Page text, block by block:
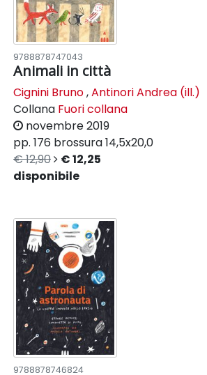
9788878747043
Animali in città
Cignini Bruno,Antinori Andrea (ill.)
Collana Fuori collana
novembre 2019
pp. 176 brossura14,5x20,0
€ 12,90
€ 12,25
disponibile
9788878746824